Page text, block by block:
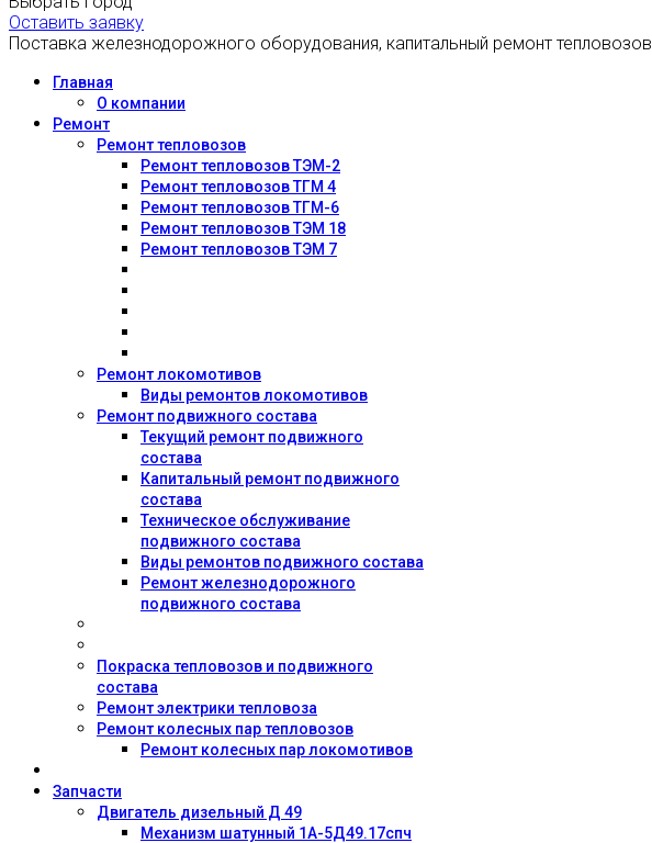
Оставить заявку
Поставка железнодорожного оборудования, капитальный ремонт тепловозов
Главная
О компании
Ремонт
Ремонт тепловозов
Ремонт тепловозов ТЭМ-2
Ремонт тепловозов ТГМ 4
Ремонт тепловозов ТГМ-6
Ремонт тепловозов ТЭМ 18
Ремонт тепловозов ТЭМ 7
Ремонт локомотивов
Виды ремонтов локомотивов
Ремонт подвижного состава
Текущий ремонт подвижного
состава
Капитальный ремонт подвижного
состава
Техническое обслуживание
подвижного состава
Виды ремонтов подвижного состава
Ремонт железнодорожного
подвижного состава
Покраска тепловозов и подвижного
состава
Ремонт электрики тепловоза
Ремонт колесных пар тепловозов
Ремонт колесных пар локомотивов
Запчасти
Двигатель дизельный Д 49
Механизм шатунный 1А-5Д49.17спч